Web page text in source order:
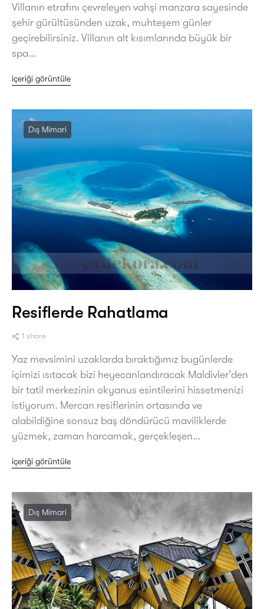
Villanın etrafını çevreleyen vahşi manzara sayesinde
şehir gürültüsünden uzak, muhteşem günler
geçirebilirsiniz. Villanın alt kısımlarında büyük bir
spa…
içeriği görüntüle
Dış Mimari
Resiflerde Rahatlama
1 share
Yaz mevsimini uzaklarda bıraktığımız bugünlerde
içimizi ısıtacak bizi heyecanlandıracak Maldivler’den
bir tatil merkezinin okyanus esintilerini hissetmenizi
istiyorum. Mercan resiflerinin ortasında ve
alabildiğine sonsuz baş döndürücü maviliklerde
yüzmek, zaman harcamak, gerçekleşen…
içeriği görüntüle
Dış Mimari